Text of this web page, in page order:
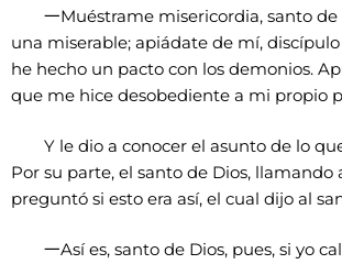
一Muéstrame misericordia, santo de
una miserable; apiádate de mí,
he hecho un pacto con los demonios.
que me hice desobediente a mi propio
Y le dio a conocer el asunto de lo
Por su parte, el santo de Dios, llamando
preguntó si esto era así, el cual dijo al
一Así es, santo de Dios, pues, si yo